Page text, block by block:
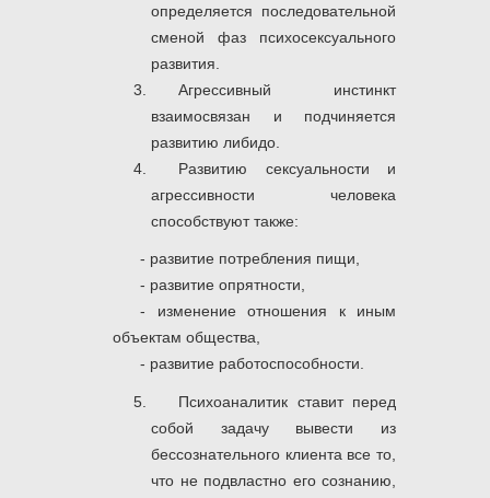
определяется последовательной
сменой фаз психосексуального
развития.
Агрессивный инстинкт
взаимосвязан и подчиняется
развитию либидо.
Развитию сексуальности и
агрессивности человека
способствуют также:
- развитие потребления пищи,
- развитие опрятности,
- изменение отношения к иным
объектам общества,
- развитие работоспособности.
Психоаналитик ставит перед
собой задачу вывести из
бессознательного клиента все то,
что не подвластно его сознанию,